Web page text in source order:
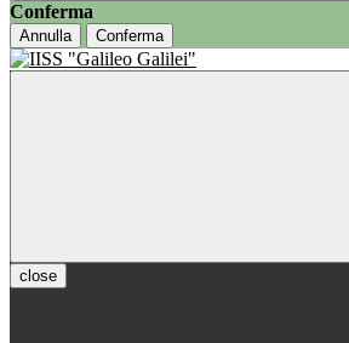
Conferma
Annulla Conferma
close